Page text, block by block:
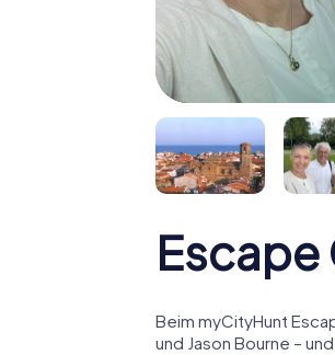
Escape
Beim myCityHunt
und Jason Bourne –